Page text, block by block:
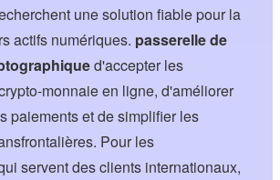
une solution fiable pour la
actifs numériques. passerelle de
d'accepter les
monnaie en ligne, d'améliorer
paiements et de simplifier les
Pour les
servent des clients internationaux,